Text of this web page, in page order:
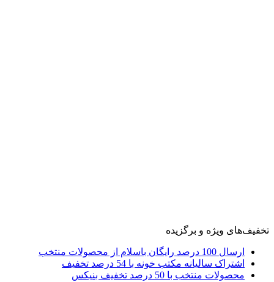
تخفیف‌های ویژه و برگزیده
ارسال 100 درصد رایگان باسلام از محصولات منتخب
اشتراک سالیانه مکتب خونه با 54 درصد تخفیف
محصولات منتخب با 50 درصد تخفیف بنیکس